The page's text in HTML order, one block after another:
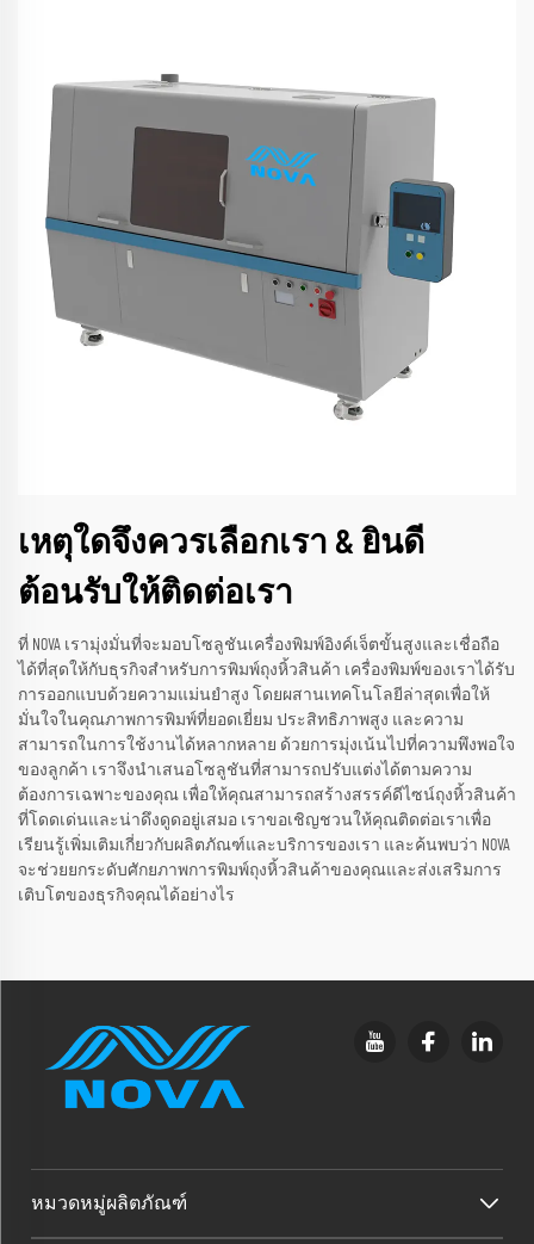
เหตุใดจึงควรเลือกเรา & ยินดี
ต้อนรับให้ติดต่อเรา
ที่ NOVA เรามุ่งมั่นที่จะมอบโซลูชันเครื่องพิมพ์อิงค์เจ็ตขั้นสูงและเชื่อถือ
ได้ที่สุดให้กับธุรกิจสำหรับการพิมพ์ถุงหิ้วสินค้า เครื่องพิมพ์ของเราได้รับ
การออกแบบด้วยความแม่นยำสูง โดยผสานเทคโนโลยีล่าสุดเพื่อให้
มั่นใจในคุณภาพการพิมพ์ที่ยอดเยี่ยม ประสิทธิภาพสูง และความ
สามารถในการใช้งานได้หลากหลาย ด้วยการมุ่งเน้นไปที่ความพึงพอใจ
ของลูกค้า เราจึงนำเสนอโซลูชันที่สามารถปรับแต่งได้ตามความ
ต้องการเฉพาะของคุณ เพื่อให้คุณสามารถสร้างสรรค์ดีไซน์ถุงหิ้วสินค้า
ที่โดดเด่นและน่าดึงดูดอยู่เสมอ เราขอเชิญชวนให้คุณติดต่อเราเพื่อ
เรียนรู้เพิ่มเติมเกี่ยวกับผลิตภัณฑ์และบริการของเรา และค้นพบว่า NOVA
จะช่วยยกระดับศักยภาพการพิมพ์ถุงหิ้วสินค้าของคุณและส่งเสริมการ
เติบโตของธุรกิจคุณได้อย่างไร
หมวดหมู่ผลิตภัณฑ์